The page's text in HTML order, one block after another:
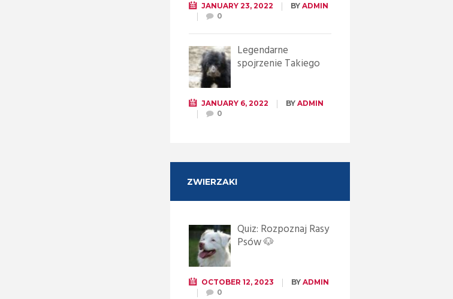
JANUARY 23, 2022 BY ADMIN
0
Legendarne
spojrzenie Takiego
JANUARY 6, 2022 BY ADMIN
0
ZWIERZAKI
Quiz: Rozpoznaj Rasy
Psów 🐶
OCTOBER 12, 2023 BY ADMIN
0